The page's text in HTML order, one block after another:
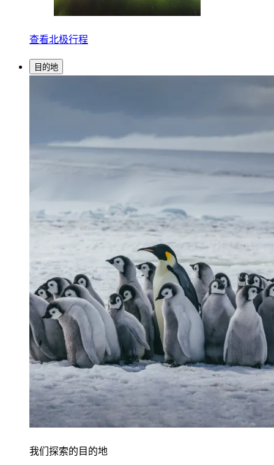
查看北极行程
目的地
我们探索的目的地